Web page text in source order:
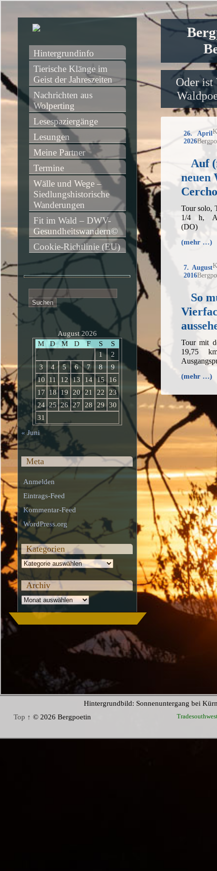
Oder ist
26. April
2026
Auf
neuen
Tour solo,
1/4 h,
(DO)
(mehr …)
7. August
2016
So
Tour mit
19,75
(mehr …)
Hintergrundinfo
Tierische Klänge im
Geist der Jahreszeiten
Nachrichten aus
Wolperting
Lesespaziergänge
Lesungen
Meine Partner
Termine
Wälle und Wege –
Siedlungshistorische
Wanderungen
Fit im Wald – DWV-
Gesundheitswandern©
Cookie-Richtlinie (EU)
nach:
August 2026
M
D M D F S
S
1
2
3
4 5 6 7 8
9
10
11 12 13 14 15
16
17
18 19 20 21 22
23
24 25 26 27 28 29
30
31
« Juni
Meta
Anmelden
Eintrags-Feed
Kommentar-Feed
WordPress.org
Kategorien
Kategorien
Archiv
Archiv
Hintergrundbild: Sonnenuntergang bei
Top ↑ © 2026 Bergpoetin